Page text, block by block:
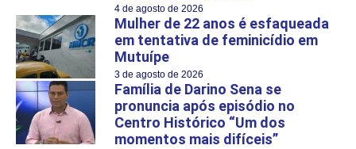
4 de agosto de 2026
Mulher de 22 anos é esfaqueada
em tentativa de feminicídio em
Mutuípe
3 de agosto de 2026
Família de Darino Sena se
pronuncia após episódio no
Centro Histórico “Um dos
momentos mais difíceis”